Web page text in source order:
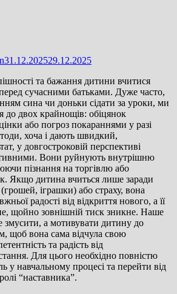
31.12.202529.12.2025
та бажання дитини вчитися
сучасними батьками. Дуже часто,
сина чи доньки сідати за уроки, ми
до двох крайнощів: обіцянок
або погроз покараннями у разі
хоча і дають швидкий,
у довгостроковій перспективі
Вони руйнують внутрішню
пізнання на торгівлю або
Якщо дитина вчиться лише заради
іграшки) або страху, вона
радості від відкриття нового, а її
щойно зовнішній тиск зникне. Наше
змусити, а мотивувати дитину до
щоб вона сама відчула свою
та радість від
Для цього необхідно повністю
у навчальному процесі та перейти від
“наставника”.